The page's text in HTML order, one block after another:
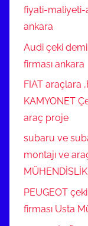
fiyati-
ankara
Audi çeki
firması ankara
FIAT araçlara
KAMYONET
araç proje
subaru ve
montajı ve
MÜHENDİSLİK
PEUGEOT
firması Usta